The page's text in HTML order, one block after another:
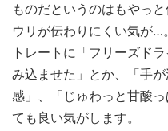
ものだというのはもやっ
ウリが伝わりにくい気が…
トレートに「フリーズド
み込ませた」とか、「手
感」、「じゅわっと甘酸
ても良い気がします。